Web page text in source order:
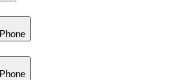
Phone
Phone